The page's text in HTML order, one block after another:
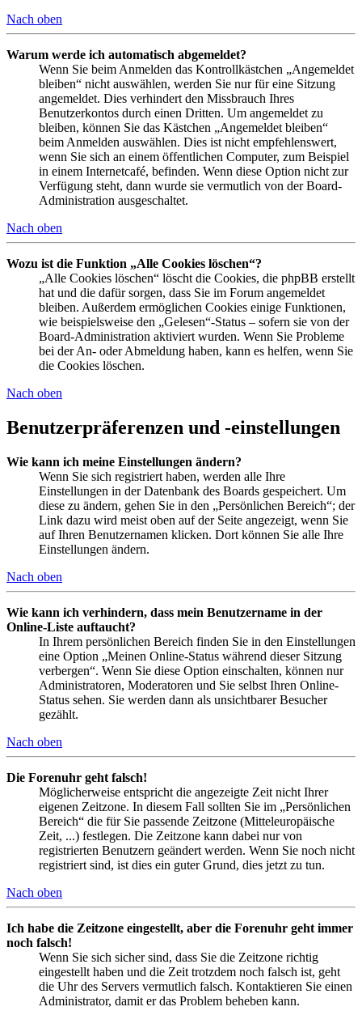
Nach oben
Warum werde ich automatisch abgemeldet?
Wenn Sie beim Anmelden das Kontrollkästchen „Angemeldet
bleiben“ nicht auswählen, werden Sie nur für eine Sitzung
angemeldet. Dies verhindert den Missbrauch Ihres
Benutzerkontos durch einen Dritten. Um angemeldet zu
bleiben, können Sie das Kästchen „Angemeldet bleiben“
beim Anmelden auswählen. Dies ist nicht empfehlenswert,
wenn Sie sich an einem öffentlichen Computer, zum Beispiel
in einem Internetcafé, befinden. Wenn diese Option nicht zur
Verfügung steht, dann wurde sie vermutlich von der Board-
Administration ausgeschaltet.
Nach oben
Wozu ist die Funktion „Alle Cookies löschen“?
„Alle Cookies löschen“ löscht die Cookies, die phpBB erstellt
hat und die dafür sorgen, dass Sie im Forum angemeldet
bleiben. Außerdem ermöglichen Cookies einige Funktionen,
wie beispielsweise den „Gelesen“-Status – sofern sie von der
Board-Administration aktiviert wurden. Wenn Sie Probleme
bei der An- oder Abmeldung haben, kann es helfen, wenn Sie
die Cookies löschen.
Nach oben
Benutzerpräferenzen und -einstellungen
Wie kann ich meine Einstellungen ändern?
Wenn Sie sich registriert haben, werden alle Ihre
Einstellungen in der Datenbank des Boards gespeichert. Um
diese zu ändern, gehen Sie in den „Persönlichen Bereich“; der
Link dazu wird meist oben auf der Seite angezeigt, wenn Sie
auf Ihren Benutzernamen klicken. Dort können Sie alle Ihre
Einstellungen ändern.
Nach oben
Wie kann ich verhindern, dass mein Benutzername in der
Online-Liste auftaucht?
In Ihrem persönlichen Bereich finden Sie in den Einstellungen
eine Option „Meinen Online-Status während dieser Sitzung
verbergen“. Wenn Sie diese Option einschalten, können nur
Administratoren, Moderatoren und Sie selbst Ihren Online-
Status sehen. Sie werden dann als unsichtbarer Besucher
gezählt.
Nach oben
Die Forenuhr geht falsch!
Möglicherweise entspricht die angezeigte Zeit nicht Ihrer
eigenen Zeitzone. In diesem Fall sollten Sie im „Persönlichen
Bereich“ die für Sie passende Zeitzone (Mitteleuropäische
Zeit, ...) festlegen. Die Zeitzone kann dabei nur von
registrierten Benutzern geändert werden. Wenn Sie noch nicht
registriert sind, ist dies ein guter Grund, dies jetzt zu tun.
Nach oben
Ich habe die Zeitzone eingestellt, aber die Forenuhr geht immer
noch falsch!
Wenn Sie sich sicher sind, dass Sie die Zeitzone richtig
eingestellt haben und die Zeit trotzdem noch falsch ist, geht
die Uhr des Servers vermutlich falsch. Kontaktieren Sie einen
Administrator, damit er das Problem beheben kann.